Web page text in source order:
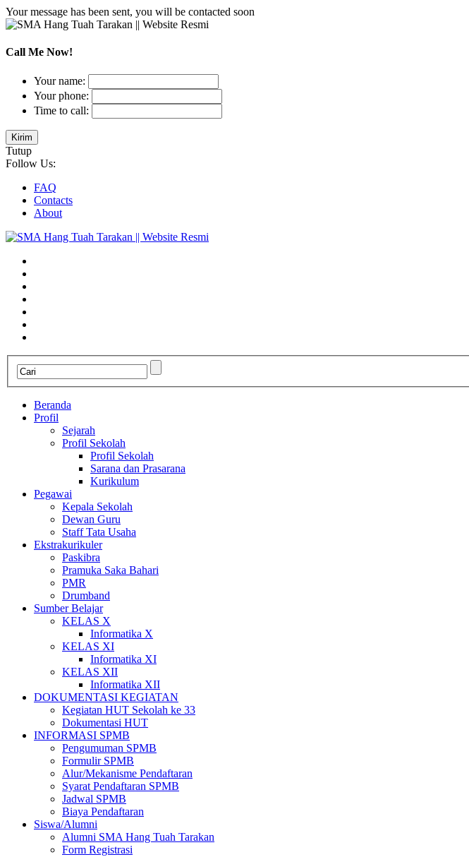
Your message has been sent, you will be contacted soon
Call Me Now!
Your name:
Your phone:
Time to call:
Tutup
Follow Us:
FAQ
Contacts
About
Beranda
Profil
Sejarah
Profil Sekolah
Profil Sekolah
Sarana dan Prasarana
Kurikulum
Pegawai
Kepala Sekolah
Dewan Guru
Staff Tata Usaha
Ekstrakurikuler
Paskibra
Pramuka Saka Bahari
PMR
Drumband
Sumber Belajar
KELAS X
Informatika X
KELAS XI
Informatika XI
KELAS XII
Informatika XII
DOKUMENTASI KEGIATAN
Kegiatan HUT Sekolah ke 33
Dokumentasi HUT
INFORMASI SPMB
Pengumuman SPMB
Formulir SPMB
Alur/Mekanisme Pendaftaran
Syarat Pendaftaran SPMB
Jadwal SPMB
Biaya Pendaftaran
Siswa/Alumni
Alumni SMA Hang Tuah Tarakan
Form Registrasi